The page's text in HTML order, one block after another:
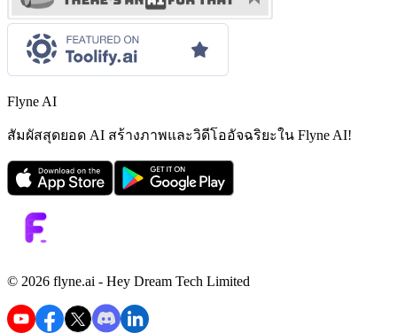
Flyne AI
สัมผัสสุดยอด AI สร้างภาพและวิดีโออัจฉริยะใน Flyne AI!
©️ 2026 flyne.ai - Hey Dream Tech Limited